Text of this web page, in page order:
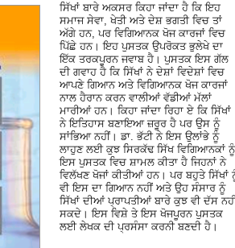
ਸਿੱਖਾਂ ਬਾਰੇ ਅਕਸਰ ਕਿਹਾ ਜਾਂਦਾ ਹੈ ਕਿ ਇਹ
ਸਮਾਜ ਸੇਵਾ, ਖੇਤੀ ਅਤੇ ਦੇਸ਼ ਭਗਤੀ ਵਿਚ ਤਾਂ
ਅੱਗੇ ਹਨ, ਪਰ ਵਿਗਿਆਨਕ ਖੋਜ ਕਾਰਜਾਂ ਵਿਚ
ਪਿੱਛੇ ਹਨ। ਇਹ ਪੁਸਤਕ ਉਪਰੋਕਤ ਭੁਲੇਖੇ ਦਾ
ਇੱਕ ਤਰਕਪੂਰਨ ਜਵਾਬ ਹੈ। ਪੁਸਤਕ ਇਸ ਗੱਲ
ਦੀ ਗਵਾਹ ਹੈ ਕਿ ਸਿੱਖਾਂ ਨੇ ਦੇਸ਼ਾਂ ਵਿਦੇਸ਼ਾਂ ਵਿਚ
ਆਪਣੇ ਗਿਆਨ ਅਤੇ ਵਿਗਿਆਨਕ ਖੋਜ ਕਾਰਜਾਂ
ਨਾਲ ਹੈਰਾਨ ਕਰਨ ਵਾਲੀਆਂ ਵੱਡੀਆਂ ਮੱਲਾਂ
ਮਾਰੀਆਂ ਹਨ। ਕਿਹਾ ਜਾਂਦਾ ਰਿਹਾ ਏ ਕਿ ਸਿੱਖਾਂ
ਨੇ ਇਤਿਹਾਸ ਬਣਾਇਆ ਜ਼ਰੂਰ ਹੈ ਪਰ ਉਸ ਨੂੰ
ਸਾਂਭਿਆ ਨਹੀਂ। ਡਾ. ਭੱਟੀ ਨੇ ਇਸ ਉਲਾਂਭੇ ਨੂੰ
ਲਾਹੁਣ ਲਈ ਕੁਝ ਸਿਰਕੱਢ ਸਿੱਖ ਵਿਗਿਆਨਕਾਂ ਨੂੰ
ਇਸ ਪੁਸਤਕ ਵਿਚ ਸ਼ਾਮਲ ਕੀਤਾ ਹੈ ਜਿਹਨਾਂ ਨੇ
ਵਿਲੱਖਣ ਖੋਜਾਂ ਕੀਤੀਆਂ ਹਨ। ਪਰ ਬਹੁਤੇ ਸਿੱਖਾਂ
ਵੀ ਇਸ ਦਾ ਗਿਆਨ ਨਹੀਂ ਅਤੇ ਉਹ ਸੰਸਾਰ ਨੂੰ
ਸਿੱਖਾਂ ਦੀਆਂ ਪ੍ਰਾਪਤੀਆਂ ਬਾਰੇ ਕੁਝ ਵੀ ਦੱਸ
ਸਕਦੇ। ਇਸ ਵਿਸ਼ੇ ਤੇ ਇਸ ਖੋਜਪੂਰਨ ਪੁਸਤਕ
ਲਈ ਲੇਖਕ ਦੀ ਪ੍ਰਸੰਸਾ ਕਰਨੀ ਬਣਦੀ ਹੈ।